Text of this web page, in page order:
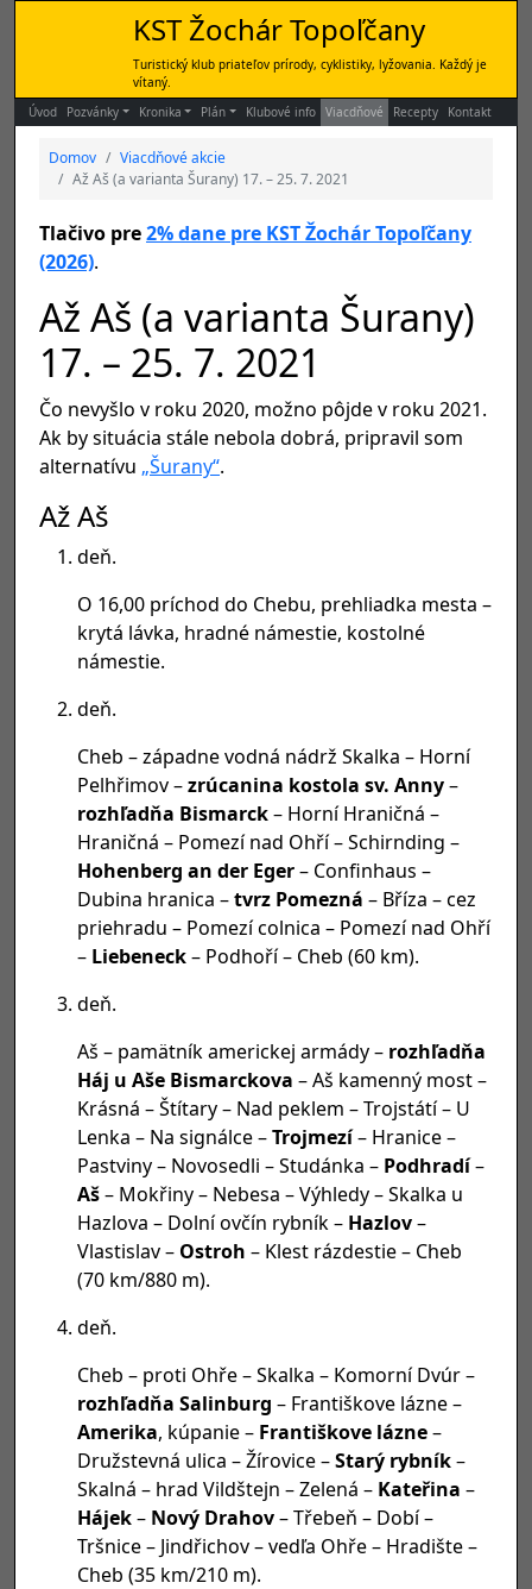
KST Žochár Topoľčany
Turistický klub priateľov prírody, cyklistiky, lyžovania. Každý je
vítaný.
Úvod
Pozvánky Kronika Plán Klubové info Viacdňové Recepty Kontakt
Domov
Viacdňové akcie
Až Aš (a varianta Šurany) 17. – 25. 7. 2021
Tlačivo pre2% dane pre KST Žochár Topoľčany
(2026).
Až Aš (a varianta Šurany)
17. – 25. 7. 2021
Čo nevyšlo v roku 2020, možno pôjde v roku 2021.
Ak by situácia stále nebola dobrá, pripravil som
alternatívu „Šurany“.
Až Aš
deň.
O 16,00 príchod do Chebu, prehliadka mesta –
krytá lávka, hradné námestie, kostolné
námestie.
deň.
Cheb – západne vodná nádrž Skalka – Horní
Pelhřimov –zrúcanina kostola sv. Anny–
rozhľadňa Bismarck– Horní Hraničná –
Hraničná – Pomezí nad Ohří – Schirnding –
Hohenberg an der Eger– Confinhaus –
Dubina hranica –tvrz Pomezná – Bříza – cez
priehradu – Pomezí colnica – Pomezí nad Ohří
– Liebeneck– Podhoří – Cheb (60 km).
deň.
Aš – pamätník americkej armády – rozhľadňa
Háj u Aše Bismarckova – Aš kamenný most –
Krásná – Štítary – Nad peklem – Trojstátí – U
Lenka – Na signálce –Trojmezí– Hranice –
Pastviny – Novosedli – Studánka – Podhradí–
Aš– Mokřiny – Nebesa – Výhledy – Skalka u
Hazlova – Dolní ovčín rybník – Hazlov–
Vlastislav – Ostroh – Klest rázdestie – Cheb
(70 km/880 m).
deň.
Cheb – proti Ohře – Skalka – Komorní Dvúr –
rozhľadňa Salinburg – Františkove lázne –
Amerika, kúpanie – Františkove lázne–
Družstevná ulica – Žírovice –Starý rybník–
Skalná – hrad Vildštejn – Zelená – Kateřina –
Hájek– Nový Drahov– Třebeň – Dobí –
Tršnice – Jindřichov – vedľa Ohře – Hradište –
Cheb (35 km/210 m).